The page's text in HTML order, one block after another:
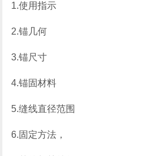
1.使用指示
2.锚几何
3.锚尺寸
4.锚固材料
5.缝线直径范围
6.固定方法，